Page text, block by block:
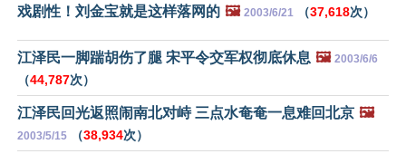
戏剧性！刘金宝就是这样落网的 🖼️ 2003/6/21 （37,618次）
江泽民一脚踹胡伤了腿 宋平令交军权彻底休息 🖼️ 2003/6/6
（44,787次）
江泽民回光返照闹南北对峙 三点水奄奄一息难回北京 🖼️
2003/5/15 （38,934次）